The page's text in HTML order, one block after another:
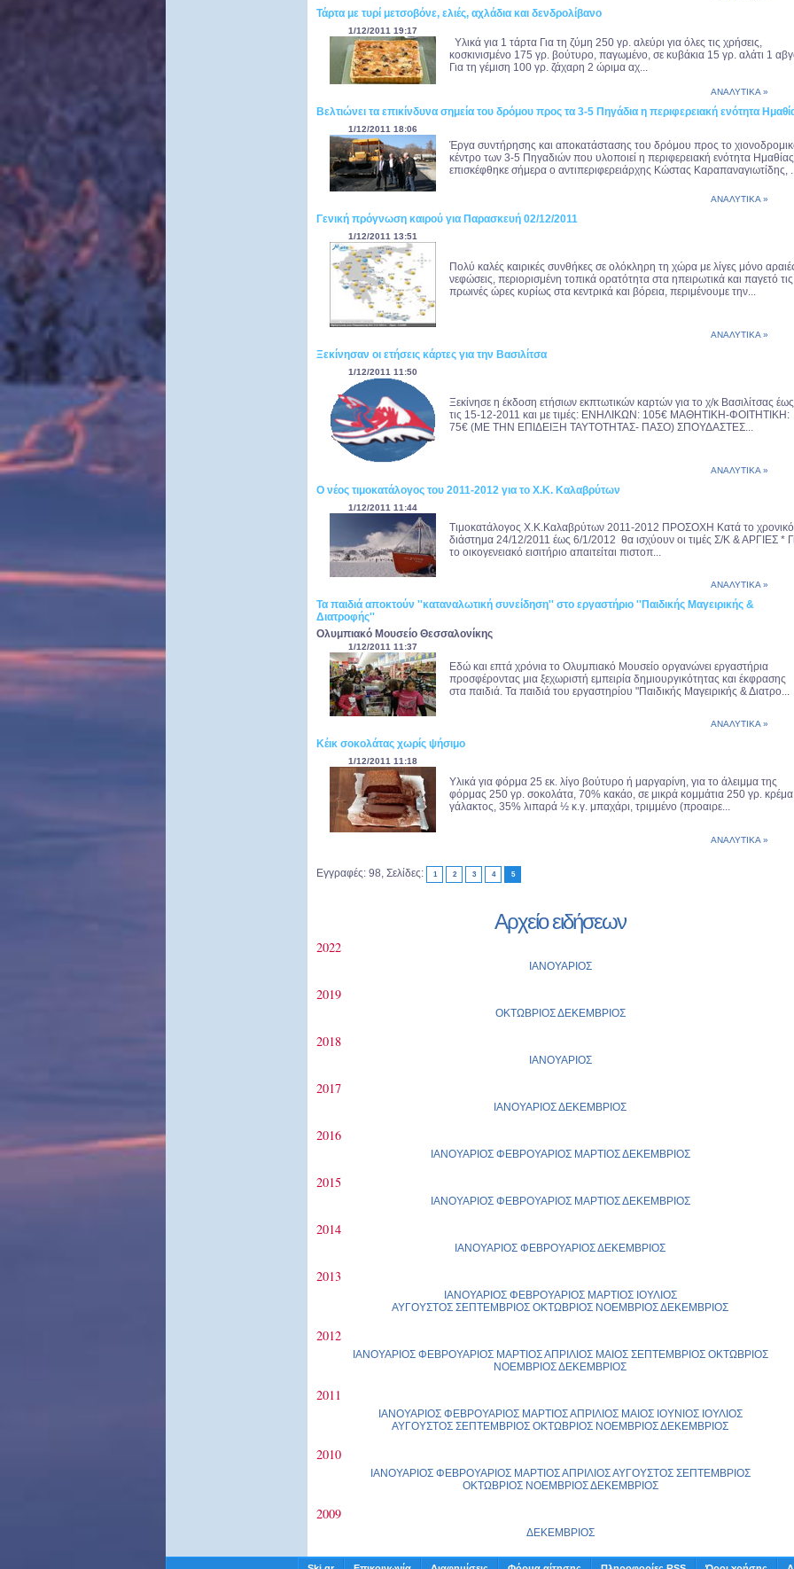
Τάρτα με τυρί μετσοβόνε, ελιές, αχλάδια και δενδρολίβανο
1/12/2011 19:17
Υλικά για 1 τάρτα Για τη ζύμη 250 γρ. αλεύρι για όλες τις χρήσεις,
κοσκινισμένο 175 γρ. βούτυρο, παγωμένο, σε κυβάκια 15 γρ. αλάτι 1
Για τη γέμιση 100 γρ. ζάχαρη 2 ώριμα αχ...
ΑΝΑΛΥΤΙΚΑ »
Βελτιώνει τα επικίνδυνα σημεία του δρόμου προς τα 3-5 Πηγάδια η περιφερειακή ενότητα
1/12/2011 18:06
Έργα συντήρησης και αποκατάστασης του δρόμου προς το
κέντρο των 3-5 Πηγαδιών που υλοποιεί η περιφερειακή ενότητα
επισκέφθηκε σήμερα ο αντιπεριφερειάρχης Κώστας Καραπαναγιωτίδης,
ΑΝΑΛΥΤΙΚΑ »
Γενική πρόγνωση καιρού για Παρασκευή 02/12/2011
1/12/2011 13:51
Πολύ καλές καιρικές συνθήκες σε ολόκληρη τη χώρα με λίγες μόνο
νεφώσεις, περιορισμένη τοπικά ορατότητα στα ηπειρωτικά και παγετό τις
πρωινές ώρες κυρίως στα κεντρικά και βόρεια, περιμένουμε την...
ΑΝΑΛΥΤΙΚΑ »
Ξεκίνησαν οι ετήσεις κάρτες για την Βασιλίτσα
1/12/2011 11:50
Ξεκίνησε η έκδοση ετήσιων εκπτωτικών καρτών για το χ/κ Βασιλίτσας έως
τις 15-12-2011 και με τιμές: ΕΝΗΛΙΚΩΝ: 105€ ΜΑΘΗΤΙΚΗ-ΦΟΙΤΗΤΙΚΗ:
75€ (ΜΕ ΤΗΝ ΕΠΙΔΕΙΞΗ ΤΑΥΤΟΤΗΤΑΣ- ΠΑΣΟ) ΣΠΟΥΔΑΣΤΕΣ...
ΑΝΑΛΥΤΙΚΑ »
Ο νέος τιμοκατάλογος του 2011-2012 για το Χ.Κ. Καλαβρύτων
1/12/2011 11:44
Τιμοκατάλογος Χ.Κ.Καλαβρύτων 2011-2012 ΠΡΟΣΟΧΗ Κατά το χρονικό
διάστημα 24/12/2011 έως 6/1/2012 θα ισχύουν οι τιμές Σ/Κ & ΑΡΓΙΕΣ *
το οικογενειακό εισιτήριο απαιτείται πιστοπ...
ΑΝΑΛΥΤΙΚΑ »
Τα παιδιά αποκτούν ''καταναλωτική συνείδηση'' στο εργαστήριο ''Παιδικής Μαγειρικής &
Διατροφής''
Ολυμπιακό Μουσείο Θεσσαλονίκης
1/12/2011 11:37
Εδώ και επτά χρόνια το Ολυμπιακό Μουσείο οργανώνει εργαστήρια
προσφέροντας μια ξεχωριστή εμπειρία δημιουργικότητας και έκφρασης
στα παιδιά. Τα παιδιά του εργαστηρίου "Παιδικής Μαγειρικής & Διατρο...
ΑΝΑΛΥΤΙΚΑ »
Κέικ σοκολάτας χωρίς ψήσιμο
1/12/2011 11:18
Υλικά για φόρμα 25 εκ. λίγο βούτυρο ή μαργαρίνη, για το άλειμμα της
φόρμας 250 γρ. σοκολάτα, 70% κακάο, σε μικρά κομμάτια 250 γρ. κρέμα
γάλακτος, 35% λιπαρά ½ κ.γ. μπαχάρι, τριμμένο (προαιρε...
ΑΝΑΛΥΤΙΚΑ »
Εγγραφές: 98, Σελίδες: 1 2 3 4 5
Αρχείο ειδήσεων
2022
ΙΑΝΟΥΑΡΙΟΣ
2019
ΟΚΤΩΒΡΙΟΣΔΕΚΕΜΒΡΙΟΣ
2018
ΙΑΝΟΥΑΡΙΟΣ
2017
ΙΑΝΟΥΑΡΙΟΣΔΕΚΕΜΒΡΙΟΣ
2016
ΙΑΝΟΥΑΡΙΟΣ ΦΕΒΡΟΥΑΡΙΟΣ ΜΑΡΤΙΟΣΔΕΚΕΜΒΡΙΟΣ
2015
ΙΑΝΟΥΑΡΙΟΣ ΦΕΒΡΟΥΑΡΙΟΣ ΜΑΡΤΙΟΣΔΕΚΕΜΒΡΙΟΣ
2014
ΙΑΝΟΥΑΡΙΟΣ ΦΕΒΡΟΥΑΡΙΟΣΔΕΚΕΜΒΡΙΟΣ
2013
ΙΑΝΟΥΑΡΙΟΣ ΦΕΒΡΟΥΑΡΙΟΣ ΜΑΡΤΙΟΣ ΙΟΥΛΙΟΣ
ΑΥΓΟΥΣΤΟΣ ΣΕΠΤΕΜΒΡΙΟΣ ΟΚΤΩΒΡΙΟΣ ΝΟΕΜΒΡΙΟΣΔΕΚΕΜΒΡΙΟΣ
2012
ΙΑΝΟΥΑΡΙΟΣ ΦΕΒΡΟΥΑΡΙΟΣ ΜΑΡΤΙΟΣΑΠΡΙΛΙΟΣ ΜΑΙΟΣ ΣΕΠΤΕΜΒΡΙΟΣ ΟΚΤΩΒΡΙΟΣ
ΝΟΕΜΒΡΙΟΣΔΕΚΕΜΒΡΙΟΣ
2011
ΙΑΝΟΥΑΡΙΟΣ ΦΕΒΡΟΥΑΡΙΟΣ ΜΑΡΤΙΟΣΑΠΡΙΛΙΟΣ ΜΑΙΟΣ ΙΟΥΝΙΟΣ ΙΟΥΛΙΟΣ
ΑΥΓΟΥΣΤΟΣ ΣΕΠΤΕΜΒΡΙΟΣ ΟΚΤΩΒΡΙΟΣ ΝΟΕΜΒΡΙΟΣΔΕΚΕΜΒΡΙΟΣ
2010
ΙΑΝΟΥΑΡΙΟΣ ΦΕΒΡΟΥΑΡΙΟΣ ΜΑΡΤΙΟΣΑΠΡΙΛΙΟΣΑΥΓΟΥΣΤΟΣ ΣΕΠΤΕΜΒΡΙΟΣ
ΟΚΤΩΒΡΙΟΣ ΝΟΕΜΒΡΙΟΣΔΕΚΕΜΒΡΙΟΣ
2009
ΔΕΚΕΜΒΡΙΟΣ